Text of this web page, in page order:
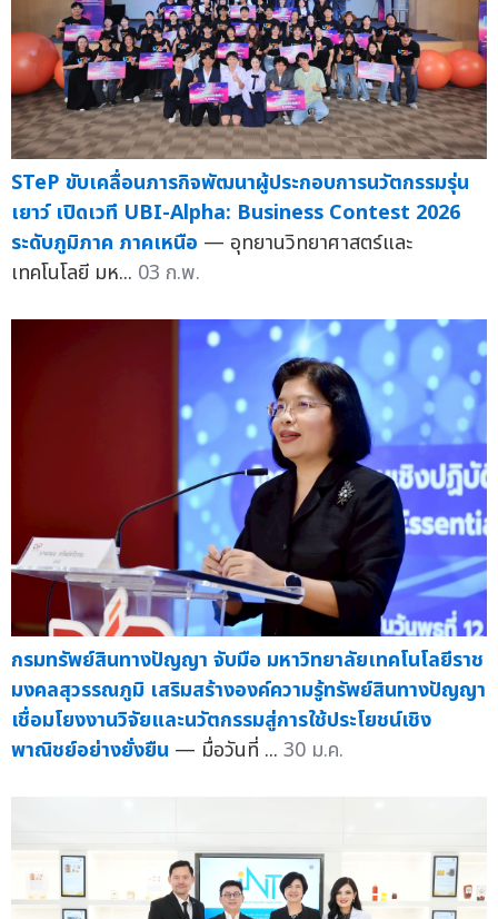
STeP ขับเคลื่อนภารกิจพัฒนาผู้ประกอบการนวัตกรรมรุ่น
เยาว์ เปิดเวที UBI-Alpha: Business Contest 2026
ระดับภูมิภาค ภาคเหนือ — อุทยานวิทยาศาสตร์และ
เทคโนโลยี มห... 03 ก.พ.
กรมทรัพย์สินทางปัญญา จับมือ มหาวิทยาลัยเทคโนโลยีราช
มงคลสุวรรณภูมิ เสริมสร้างองค์ความรู้ทรัพย์สินทางปัญญา
เชื่อมโยงงานวิจัยและนวัตกรรมสู่การใช้ประโยชน์เชิง
พาณิชย์อย่างยั่งยืน — มื่อวันที่ ... 30 ม.ค.